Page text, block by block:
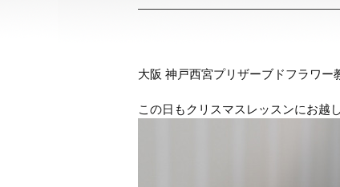
大阪 神戸西宮プリザーブドフラワ
この日もクリスマスレッスンにお越